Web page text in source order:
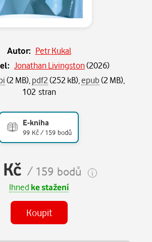
Autor: Petr Kukal
Jonathan Livingston(2026)
(2 MB), pdf2(252 kB), epub(2 MB),
102 stran
E-kniha
99 Kč / 159 bodů
/ 159 bodů
Ihned ke stažení
Koupit